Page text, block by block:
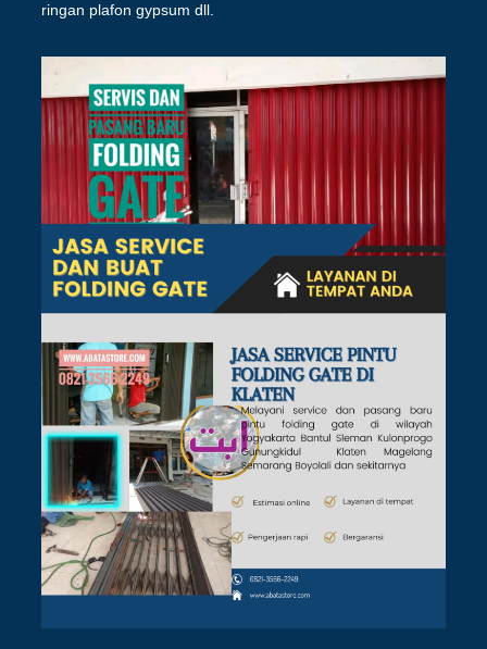
ringan plafon gypsum dll.